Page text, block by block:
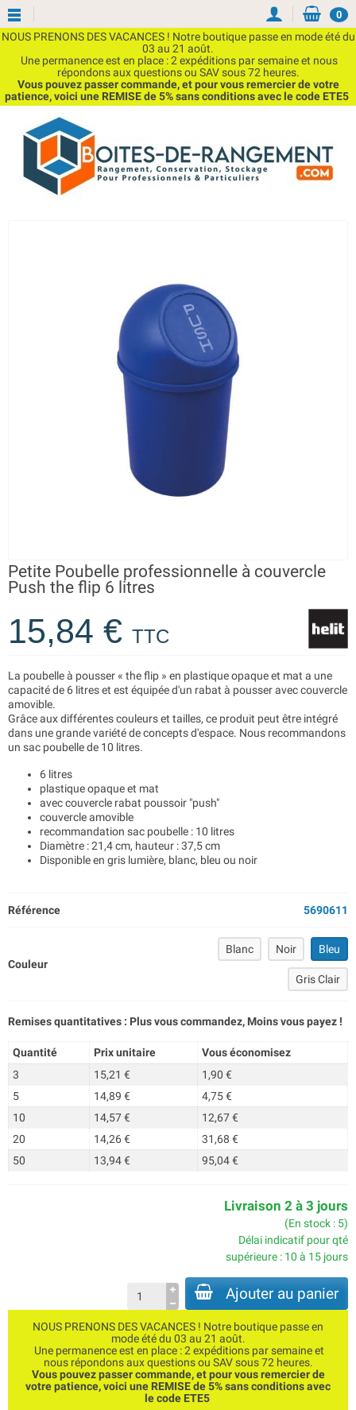
NOUS PRENONS DES VACANCES ! Notre boutique passe en mode été du
03 au 21 août.
Une permanence est en place : 2 expéditions par semaine et nous
répondons aux questions ou SAV sous 72 heures.
Vous pouvez passer commande, et pour vous remercier de votre
patience, voici une REMISE de 5% sans conditions avec le code ETE5
0
Petite Poubelle professionnelle à couvercle
Push the flip 6 litres
15,84 € TTC
La poubelle à pousser « the flip » en plastique opaque et mat a une
capacité de 6 litres et est équipée d'un rabat à pousser avec couvercle
amovible.
Grâce aux différentes couleurs et tailles, ce produit peut être intégré
dans une grande variété de concepts d'espace. Nous recommandons
un sac poubelle de 10 litres.
6 litres
plastique opaque et mat
avec couvercle rabat poussoir "push"
couvercle amovible
recommandation sac poubelle : 10 litres
Diamètre : 21,4 cm, hauteur : 37,5 cm
Disponible en gris lumière, blanc, bleu ou noir
Référence 5690611
Couleur
Blanc Noir Bleu
Gris Clair
Remises quantitatives : Plus vous commandez, Moins vous payez !
Quantité Prix unitaire
Vous économisez
3
15,21 €
1,90 €
5
14,89 €
4,75 €
10
14,57 €
12,67 €
20
14,26 €
31,68 €
50
13,94 € 95,04 €
Livraison 2 à 3 jours
(En stock : 5)
Délai indicatif pour qté
supérieure : 10 à 15 jours
Ajouter au panier
NOUS PRENONS DES VACANCES ! Notre boutique passe en
mode été du 03 au 21 août.
Une permanence est en place : 2 expéditions par semaine et
nous répondons aux questions ou SAV sous 72 heures.
Vous pouvez passer commande, et pour vous remercier de
votre patience, voici une REMISE de 5% sans conditions avec
le code ETE5